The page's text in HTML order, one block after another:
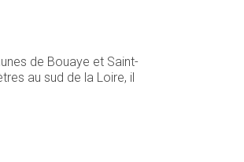
de Bouaye et Saint-
au sud de la Loire, il